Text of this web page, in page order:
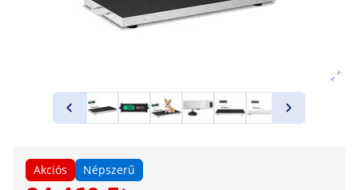
Akciós Népszerű